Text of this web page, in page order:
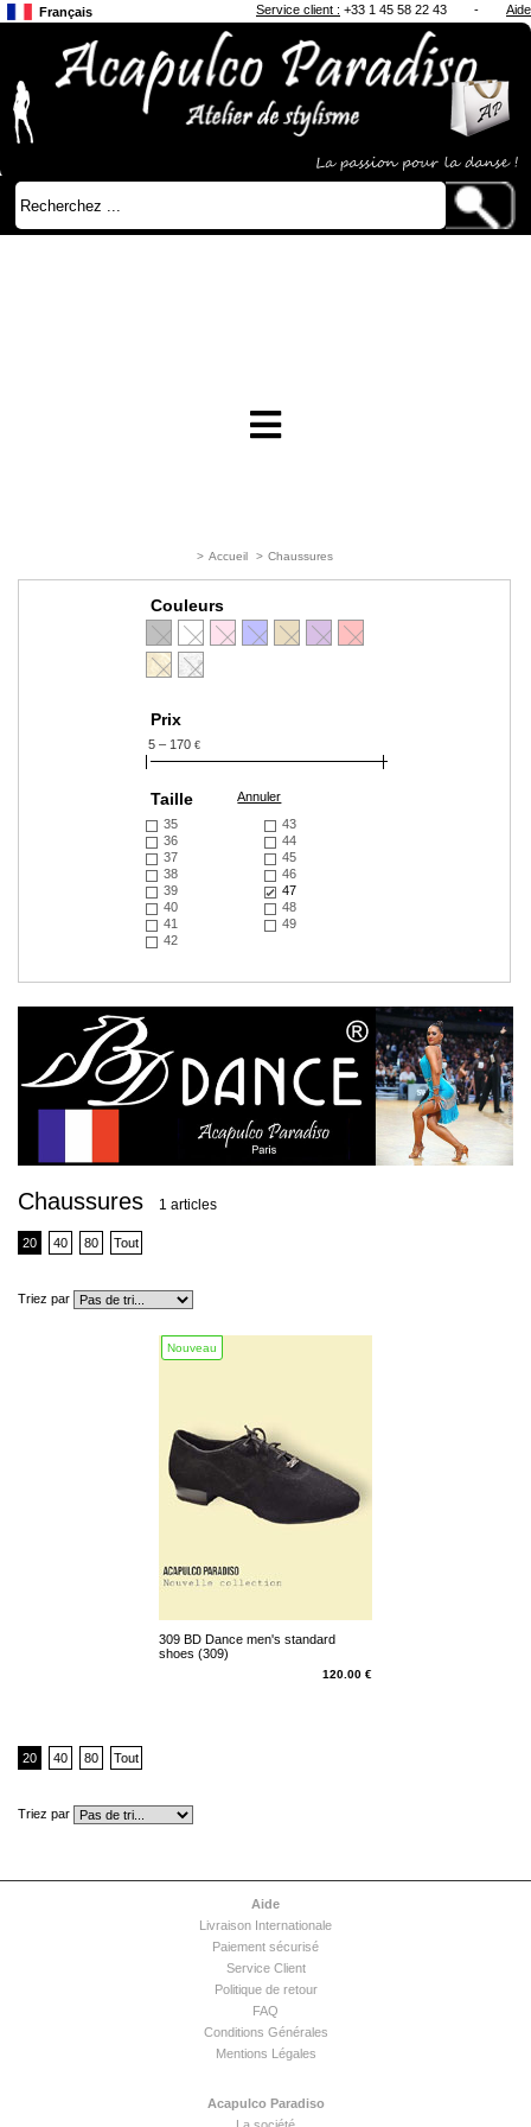
Français
Japonais
Service client : +33 1 45 58 22 43 - Aide
> Accueil > Chaussures
Couleurs
Prix
5 – 170€
Annuler
Taille
35
36
37
38
39
40
41
42
43
44
45
46
47
48
49
Chaussures 1 articles
Triez par
20 40 80 Tout
Nouveau
309 BD Dance men's standard
shoes (309)
120.00 €
Triez par
20 40 80 Tout
Aide
Livraison Internationale
Paiement sécurisé
Service Client
Politique de retour
FAQ
Conditions Générales
Mentions Légales
Acapulco Paradiso